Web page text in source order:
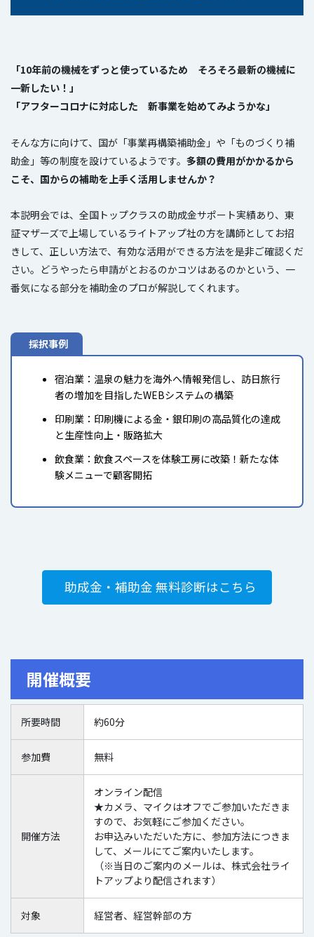
「10年前の機械をずっと使っているため そろそろ最新の機械に
一新したい！」
「アフターコロナに対応した 新事業を始めてみようかな」
そんな方に向けて、国が「事業再構築補助金」や「ものづくり補
助金」等の制度を設けているようです。 多額の費用がかかるから
こそ、国からの補助を上手く活用しませんか？
本説明会では、全国トップクラスの助成金サポート実績あり、東
証マザーズで上場しているライトアップ社の方を講師としてお招
きして、正しい方法で、有効な活用ができる方法を是非ご確認くだ
さい。どうやったら申請がとおるのかコツはあるのかという、一
番気になる部分を補助金のプロが解説してくれます。
採択事例
宿泊業：温泉の魅力を海外へ情報発信し、訪日旅行
者の増加を目指したWEBシステムの構築
印刷業：印刷機による金・銀印刷の高品質化の達成
と生産性向上・販路拡大
飲食業：飲食スペースを体験工房に改築！新たな体
験メニューで顧客開拓
助成金・補助金 無料診断はこちら
開催概要
所要時間 約60分
参加費 無料
開催方法
オンライン配信
★カメラ、マイクはオフでご参加いただきま
すので、お気軽にご参加ください。
お申込みいただいた方に、参加方法につきま
して、メールにてご案内いたします。
（※当日のご案内のメールは、株式会社ライ
トアップより配信されます）
対象 経営者、経営幹部の方